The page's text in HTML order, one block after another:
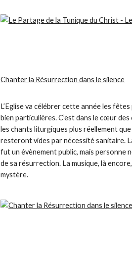
Chanter la Résurrection dans le silence
L’Eglise va célébrer cette année les
bien particulières. C’est dans le cœur
les chants liturgiques plus réellement que
resteront vides par nécessité sanitaire.
fut un évènement public, mais personne
de sa résurrection. La musique, là
mystère.